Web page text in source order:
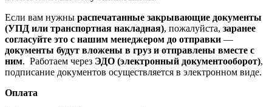
Если вам нужны распечатанные закрывающие документы
(УПД или транспортная накладная), пожалуйста, заранее
согласуйте это с нашим менеджером до отправки —
документы будут вложены в груз и отправлены вместе с
ним. Работаем через ЭДО (электронный документооборот),
подписание документов осуществляется в электронном виде.
Оплата